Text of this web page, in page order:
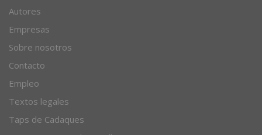
Autores
Empresas
Sobre nosotros
Contacto
Empleo
Textos legales
Taps de Cadaques